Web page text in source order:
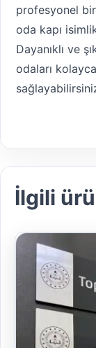
profesyonel
oda kapı
Dayanıklı ve
odaları
İlgili